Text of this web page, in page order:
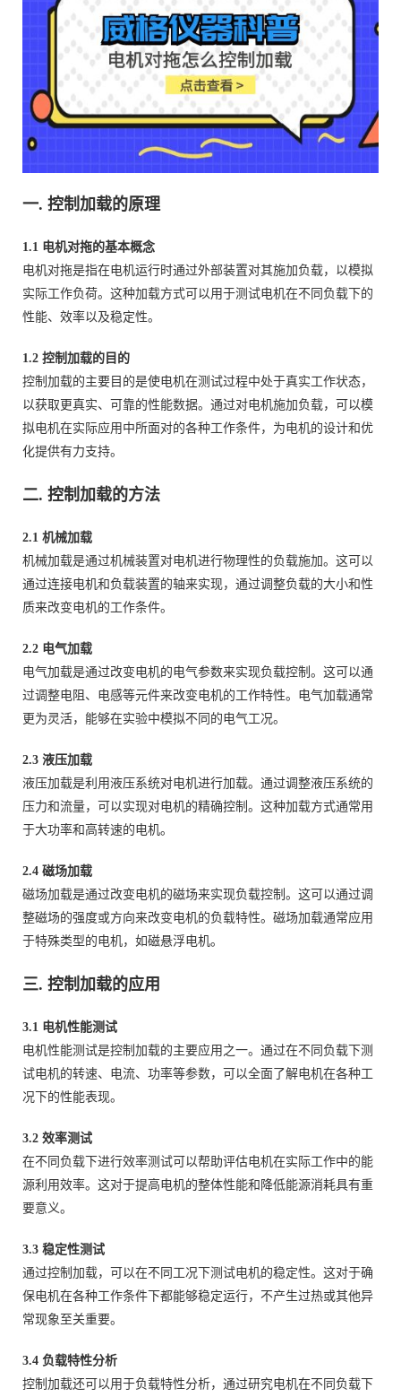
一. 控制加载的原理
1.1 电机对拖的基本概念
电机对拖是指在电机运行时通过外部装置对其施加负载，以模拟
实际工作负荷。这种加载方式可以用于测试电机在不同负载下的
性能、效率以及稳定性。
1.2 控制加载的目的
控制加载的主要目的是使电机在测试过程中处于真实工作状态，
以获取更真实、可靠的性能数据。通过对电机施加负载，可以模
拟电机在实际应用中所面对的各种工作条件，为电机的设计和优
化提供有力支持。
二. 控制加载的方法
2.1 机械加载
机械加载是通过机械装置对电机进行物理性的负载施加。这可以
通过连接电机和负载装置的轴来实现，通过调整负载的大小和性
质来改变电机的工作条件。
2.2 电气加载
电气加载是通过改变电机的电气参数来实现负载控制。这可以通
过调整电阻、电感等元件来改变电机的工作特性。电气加载通常
更为灵活，能够在实验中模拟不同的电气工况。
2.3 液压加载
液压加载是利用液压系统对电机进行加载。通过调整液压系统的
压力和流量，可以实现对电机的精确控制。这种加载方式通常用
于大功率和高转速的电机。
2.4 磁场加载
磁场加载是通过改变电机的磁场来实现负载控制。这可以通过调
整磁场的强度或方向来改变电机的负载特性。磁场加载通常应用
于特殊类型的电机，如磁悬浮电机。
三. 控制加载的应用
3.1 电机性能测试
电机性能测试是控制加载的主要应用之一。通过在不同负载下测
试电机的转速、电流、功率等参数，可以全面了解电机在各种工
况下的性能表现。
3.2 效率测试
在不同负载下进行效率测试可以帮助评估电机在实际工作中的能
源利用效率。这对于提高电机的整体性能和降低能源消耗具有重
要意义。
3.3 稳定性测试
通过控制加载，可以在不同工况下测试电机的稳定性。这对于确
保电机在各种工作条件下都能够稳定运行，不产生过热或其他异
常现象至关重要。
3.4 负载特性分析
控制加载还可以用于负载特性分析，通过研究电机在不同负载下